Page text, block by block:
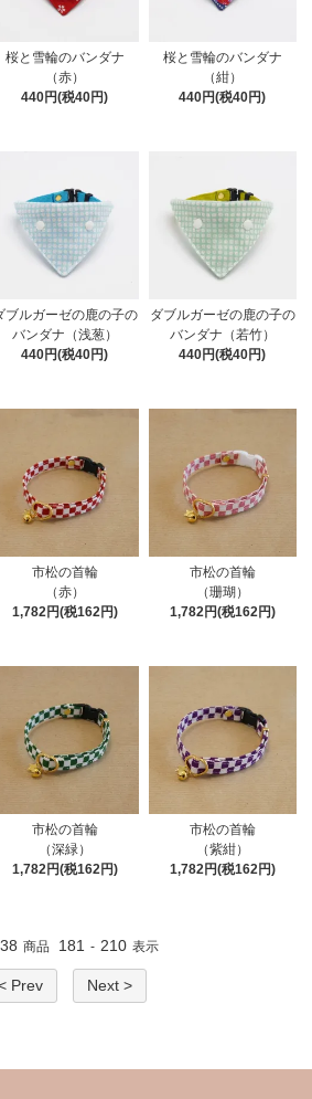
桜と雪輪のバンダナ
（赤）
440円(税40円)
桜と雪輪のバンダナ
（紺）
440円(税40円)
ブルガーゼの鹿の子の
バンダナ（浅葱）
440円(税40円)
ダブルガーゼの鹿の子の
バンダナ（若竹）
440円(税40円)
市松の首輪
（赤）
1,782円(税162円)
市松の首輪
（珊瑚）
1,782円(税162円)
市松の首輪
（深緑）
1,782円(税162円)
市松の首輪
（紫紺）
1,782円(税162円)
商品 181 - 210 表示
Prev Next >